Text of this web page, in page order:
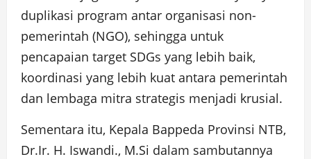
duplikasi program antar organisasi non-
pemerintah (NGO), sehingga untuk
pencapaian target SDGs yang lebih baik,
koordinasi yang lebih kuat antara pemerintah
dan lembaga mitra strategis menjadi krusial.
Sementara itu, Kepala Bappeda Provinsi NTB,
Dr.Ir. H. Iswandi., M.Si dalam sambutannya